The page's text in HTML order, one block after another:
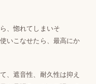
、惚れてしまいそ
いこなせたら、最高にか
、遮音性、耐久性は抑え